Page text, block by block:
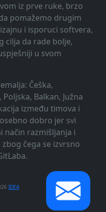
iz prve ruke, brzo
pomažemo drugim
i isporuci softvera,
cilja da rade bolje,
u svom
Češka,
Balkan, Južna
između timova i
dobro jer svi
način razmišljanja i
čega se izvrsno
IDEA